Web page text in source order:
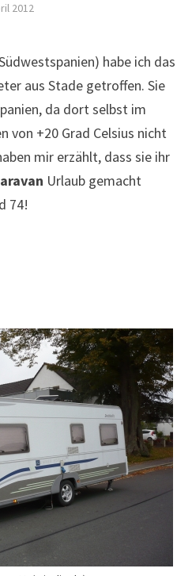
2012
habe ich das
aus Stade getroffen. Sie
da dort selbst im
von +20 Grad Celsius nicht
mir erzählt, dass sie ihr
Urlaub gemacht
74!